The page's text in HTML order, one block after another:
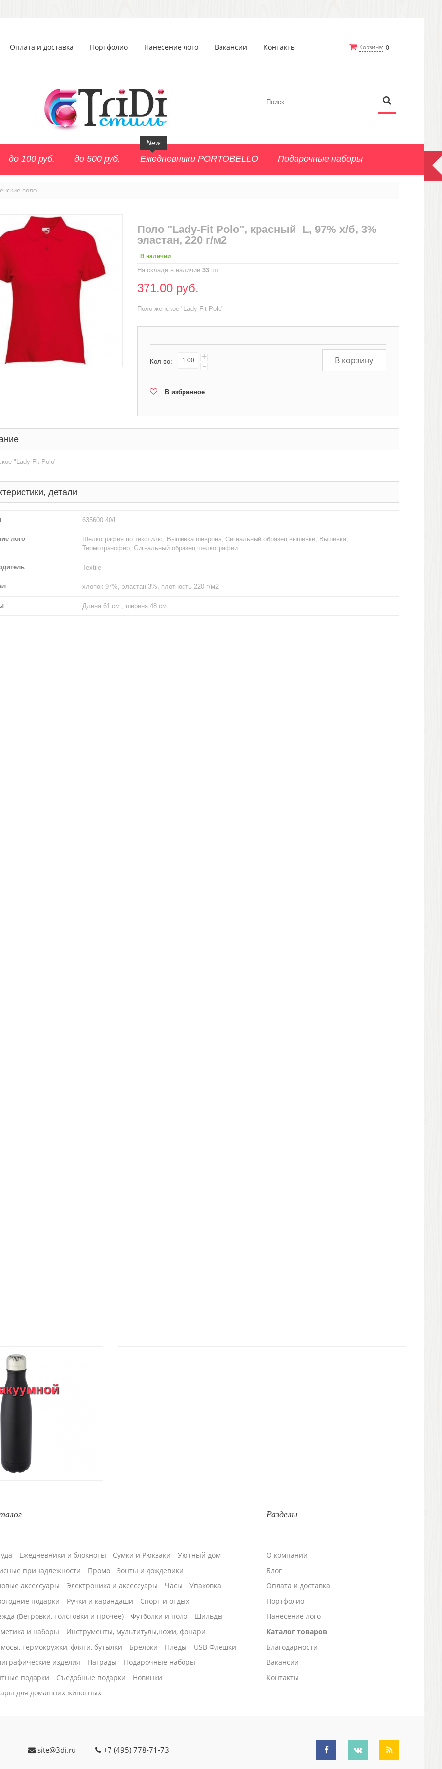
Корзина: 0
Оплата и доставка Портфолио Нанесение лого Вакансии Контакты
до 100 руб. до 500 руб. Ежедневники PORTOBELLO
New
Подарочные наборы
поло
Поло "Lady-Fit Polo", красный_L, 97% х/б, 3%
эластан, 220 г/м2
В наличии
На складе в наличии33 шт.
371.00 руб.
Поло женское "Lady-Fit Polo"
Кол-во: +
- В корзину
В избранное
"Lady-Fit Polo"
детали
635600.40/L
лого
Шелкография по текстилю, Вышивка шеврона, Сигнальный образец вышивки, Вышивка,
Термотрансфер, Сигнальный образец шелкографии
Textile
хлопок 97%, эластан 3%, плотность 220 г/м2
Длина 61 см., ширина 48 см.
Разделы
О компании
Блог
Оплата и доставка
Портфолио
Нанесение лого
Каталог товаров
Благодарности
Вакансии
Контакты
Ежедневники и блокноты Сумки и Рюкзаки
Уютный дом
принадлежности
Промо
Зонты и дождевики
аксессуары
Электроника и аксессуары Часы
Упаковка
подарки
Ручки и карандаши
Спорт и отдых
(Ветровки, толстовки и прочее)
Футболки и поло
Шильды
и наборы
Инструменты, мультитулы,ножи, фонари
термокружки, фляги, бутылки
Брелоки Пледы
USB Флешки
изделия
Награды
Подарочные наборы
подарки
Cъедобные подарки
Новинки
для домашних животных
site@3di.ru +7 (495) 778-71-73